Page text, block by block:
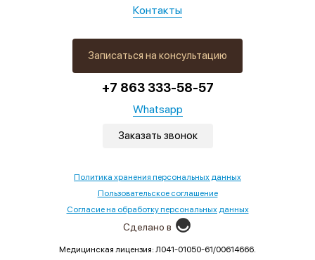
Записаться на консультацию
+7 863 333-58-57
Whatsapp
Заказать звонок
Контакты
Политика хранения персональных данных
Пользовательское соглашение
Согласие на обработку персональных данных
Сделано в
Медицинская лицензия: Л041-01050-61/00614666.